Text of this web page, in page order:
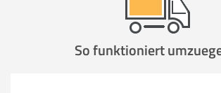
Stunden
KOSTENSCHÄTZUNG:So funktioniert